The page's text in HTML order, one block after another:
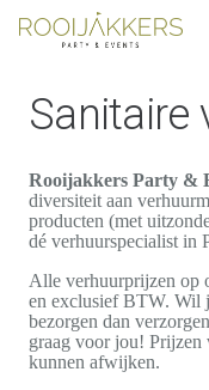
Sanitaire
Rooijakkers Party &
diversiteit aan
producten (met
dé verhuurspecialist in
Alle verhuurprijzen op
en exclusief BTW. Wil
bezorgen dan
graag voor jou! Prijzen
kunnen afwijken.